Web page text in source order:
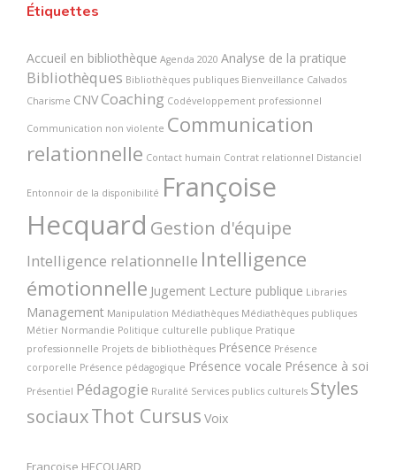
Étiquettes
Accueil en bibliothèque Agenda 2020 Analyse de la pratique
Bibliothèques Bibliothèques publiques Bienveillance Calvados
Charisme CNVCoaching Codéveloppement professionnel
Communication non violente Communication
relationnelle Contact humain Contrat relationnel Distanciel
Entonnoir de la disponibilité Françoise
Hecquard Gestion d'équipe
Intelligence relationnelle Intelligence
émotionnelle Jugement Lecture publique Libraries
Management Manipulation Médiathèques Médiathèques publiques
Métier Normandie Politique culturelle publique Pratique
professionnelle Projets de bibliothèques Présence Présence
corporelle Présence pédagogique Présence vocale Présence à soi
Présentiel Pédagogie Ruralité Services publics culturels Styles
sociauxThot Cursus Voix
Françoise HECQUARD